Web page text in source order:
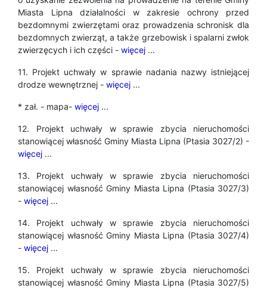
Miasta Lipna działalności w zakresie ochrony przed
bezdomnymi zwierzętami oraz prowadzenia schronisk dla
bezdomnych zwierząt, a także grzebowisk i spalarni zwłok
zwierzęcych i ich części - więcej ...
11. Projekt uchwały w sprawie nadania nazwy istniejącej
drodze wewnętrznej - więcej ...
* zał. - mapa- więcej ...
12. Projekt uchwały w sprawie zbycia nieruchomości
stanowiącej własność Gminy Miasta Lipna (Ptasia 3027/2) -
więcej ...
13. Projekt uchwały w sprawie zbycia nieruchomości
stanowiącej własność Gminy Miasta Lipna (Ptasia 3027/3)
- więcej ...
14. Projekt uchwały w sprawie zbycia nieruchomości
stanowiącej własność Gminy Miasta Lipna (Ptasia 3027/4)
- więcej ...
15. Projekt uchwały w sprawie zbycia nieruchomości
stanowiącej własność Gminy Miasta Lipna (Ptasia 3027/5)